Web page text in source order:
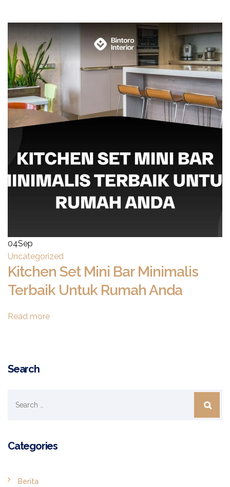
04Sep
Uncategorized
Kitchen Set Mini Bar Minimalis
Terbaik Untuk Rumah Anda
Read more
Search
Categories
Berita